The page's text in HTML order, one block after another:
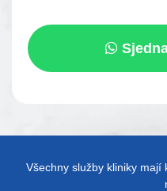
Všechny služby kliniky